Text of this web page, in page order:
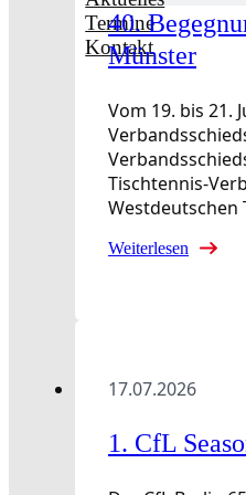
Termine
Kontakt
40.
Münster
Vom 19. bis 21.
Tischtennis-
Westdeutschen
Weiterlesen
17.07.2026
1. CfL